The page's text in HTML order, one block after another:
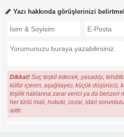
Yazı hakkında görüşlerinizi
Dikkat! Suç teşkil edecek, yasadışı,
küfür içeren, aşağılayıcı, küçük düşürücü,
kişilik haklarına zarar verici ya da benzeri
her türlü mali, hukuki, cezai, idari
aittir.